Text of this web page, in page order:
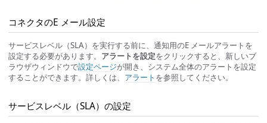
コネクタのE メール設定
サービスレベル（SLA）を実行する前に、通知用のE メールアラートを
設定する必要があります。 アラートを設定をクリックすると、新しいブ
ラウザウィンドウで設定ページが開き、システム全体のアラートを設定
することができます。詳しくは、 アラート を参照してください。
サービスレベル（SLA）の設定